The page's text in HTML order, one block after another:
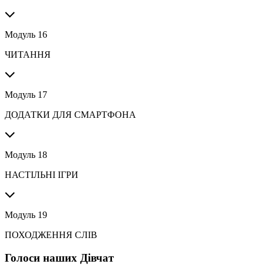
Модуль 16
ЧИТАННЯ
Модуль 17
ДОДАТКИ ДЛЯ СМАРТФОНА
Модуль 18
НАСТІЛЬНІ ІГРИ
Модуль 19
ПОХОДЖЕННЯ СЛІВ
Голоси наших Дівчат